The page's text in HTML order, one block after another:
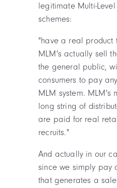
legitimate Multi-
schemes:
"have a real product
MLM's actually sell
the general public,
consumers to pay
MLM system. MLM's
long string of
are paid for real
recruits."
And actually in our
since we simply pay
that generates a